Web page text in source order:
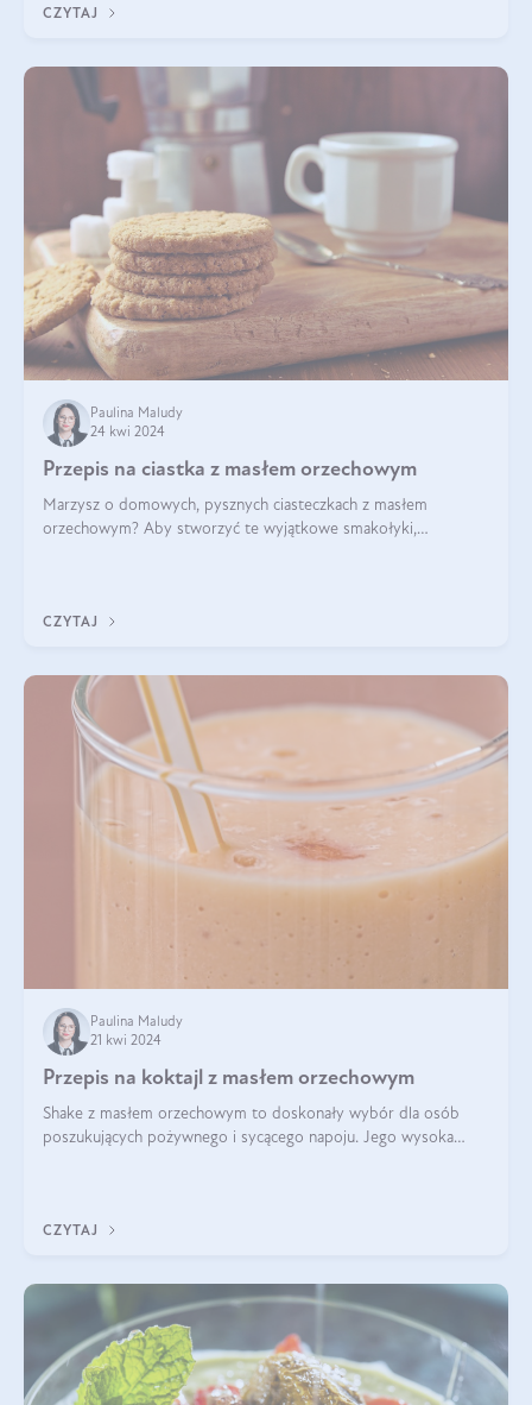
CZYTAJ
Paulina Maludy
24 kwi 2024
Przepis na ciastka z masłem orzechowym
Marzysz o domowych, pysznych ciasteczkach z masłem
orzechowym? Aby stworzyć te wyjątkowe smakołyki,
CZYTAJ
Paulina Maludy
21 kwi 2024
Przepis na koktajl z masłem orzechowym
Shake z masłem orzechowym to doskonały wybór dla osób
poszukujących pożywnego i sycącego napoju. Jego wysoka
CZYTAJ